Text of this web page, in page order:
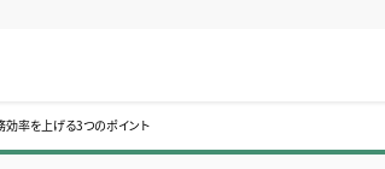
率を上げる3つのポイント